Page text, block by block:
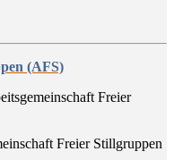
(AFS)
Freier Stillgruppen